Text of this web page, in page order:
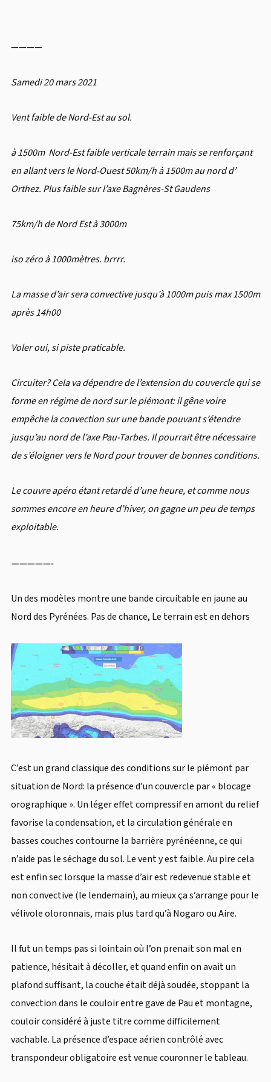
————
Samedi 20 mars 2021
Vent faible de Nord-Est au sol.
à 1500m Nord-Est faible verticale terrain mais se renforçant
en allant vers le Nord-Ouest 50km/h à 1500m au nord d’
Orthez. Plus faible sur l’axe Bagnères-St Gaudens
75km/h de Nord Est à 3000m
iso zéro à 1000mètres. brrrr.
La masse d’air sera convective jusqu’à 1000m puis max 1500m
après 14h00
Voler oui, si piste praticable.
Circuiter? Cela va dépendre de l’extension du couvercle qui se
forme en régime de nord sur le piémont: il gêne voire
empêche la convection sur une bande pouvant s’étendre
jusqu’au nord de l’axe Pau-Tarbes. Il pourrait être nécessaire
de s’éloigner vers le Nord pour trouver de bonnes conditions.
Le couvre apéro étant retardé d’une heure, et comme nous
sommes encore en heure d’hiver, on gagne un peu de temps
exploitable.
—————-
Un des modèles montre une bande circuitable en jaune au
Nord des Pyrénées. Pas de chance, Le terrain est en dehors
C’est un grand classique des conditions sur le piémont par
situation de Nord: la présence d’un couvercle par « blocage
orographique ». Un léger effet compressif en amont du relief
favorise la condensation, et la circulation générale en
basses couches contourne la barrière pyrénéenne, ce qui
n’aide pas le séchage du sol. Le vent y est faible. Au pire cela
est enfin sec lorsque la masse d’air est redevenue stable et
non convective (le lendemain), au mieux ça s’arrange pour le
vélivole oloronnais, mais plus tard qu’à Nogaro ou Aire.
Il fut un temps pas si lointain où l’on prenait son mal en
patience, hésitait à décoller, et quand enfin on avait un
plafond suffisant, la couche était déjà soudée, stoppant la
convection dans le couloir entre gave de Pau et montagne,
couloir considéré à juste titre comme difficilement
vachable. La présence d’espace aérien contrôlé avec
transpondeur obligatoire est venue couronner le tableau.